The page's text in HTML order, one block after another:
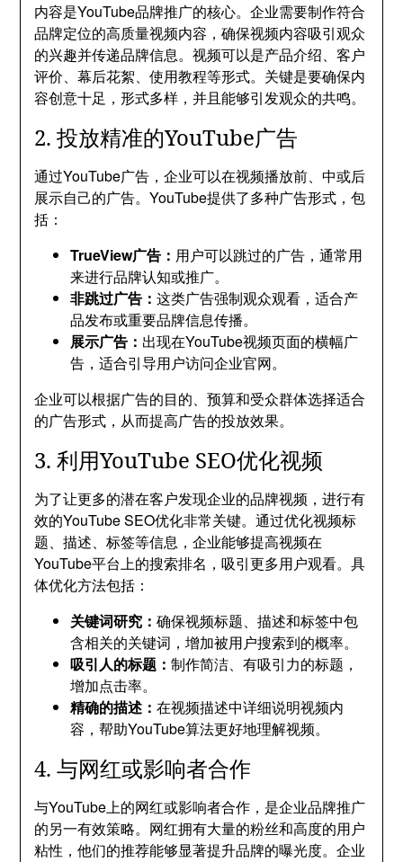
内容是YouTube品牌推广的核心。企业需要制作符合
品牌定位的高质量视频内容，确保视频内容吸引观众
的兴趣并传递品牌信息。视频可以是产品介绍、客户
评价、幕后花絮、使用教程等形式。关键是要确保内
容创意十足，形式多样，并且能够引发观众的共鸣。
2. 投放精准的YouTube广告
通过YouTube广告，企业可以在视频播放前、中或后
展示自己的广告。YouTube提供了多种广告形式，包
括：
TrueView广告： 用户可以跳过的广告，通常用
来进行品牌认知或推广。
非跳过广告：这类广告强制观众观看，适合产
品发布或重要品牌信息传播。
展示广告： 出现在YouTube视频页面的横幅广
告，适合引导用户访问企业官网。
企业可以根据广告的目的、预算和受众群体选择适合
的广告形式，从而提高广告的投放效果。
3. 利用YouTube SEO优化视频
为了让更多的潜在客户发现企业的品牌视频，进行有
效的YouTube SEO优化非常关键。通过优化视频标
题、描述、标签等信息，企业能够提高视频在
YouTube平台上的搜索排名，吸引更多用户观看。具
体优化方法包括：
关键词研究：确保视频标题、描述和标签中包
含相关的关键词，增加被用户搜索到的概率。
吸引人的标题：制作简洁、有吸引力的标题，
增加点击率。
精确的描述：在视频描述中详细说明视频内
容，帮助YouTube算法更好地理解视频。
4. 与网红或影响者合作
与YouTube上的网红或影响者合作，是企业品牌推广
的另一有效策略。网红拥有大量的粉丝和高度的用户
粘性，他们的推荐能够显著提升品牌的曝光度。企业